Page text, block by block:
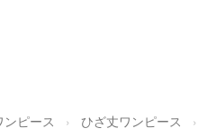
ンピース ひざ丈ワンピース